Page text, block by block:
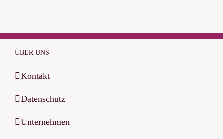
ÜBER UNS
Kontakt
Datenschutz
Unternehmen